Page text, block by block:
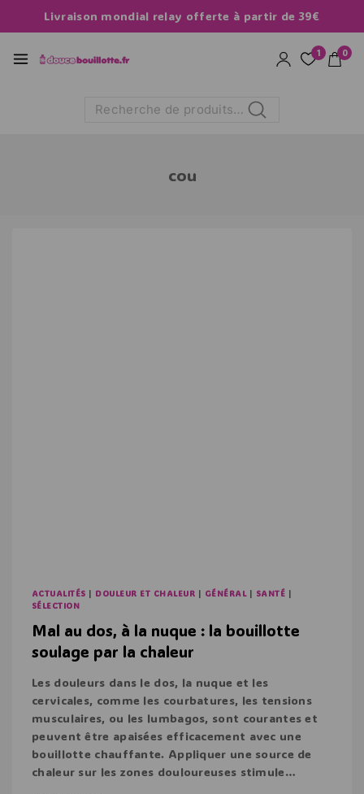
Livraison mondial relay offerte à partir de 39€
1 0
Recherche
cou
ACTUALITÉS | DOULEUR ET CHALEUR | GÉNÉRAL| SANTÉ |
SÉLECTION
Mal au dos, à la nuque : la bouillotte
soulage par la chaleur
Les douleurs dans le dos, la nuque et les
cervicales, comme les courbatures, les tensions
musculaires, ou les lumbagos, sont courantes et
peuvent être apaisées efficacement avec une
bouillotte chauffante. Appliquer une source de
chaleur sur les zones douloureuses stimule…